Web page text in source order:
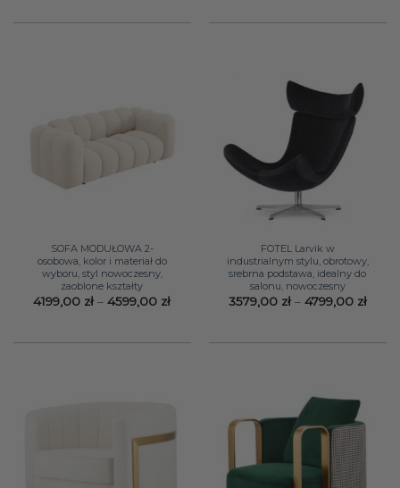
do
SOFA MODUŁOWA 2-
osobowa, kolor i materiał do
wyboru, styl nowoczesny,
zaoblone kształty
4199,00 zł – 4599,00 złZakres
do
FOTEL Larvik w
industrialnym stylu, obrotowy,
srebrna podstawa, idealny do
salonu, nowoczesny
3579,00 zł – 4799,00 zł
do